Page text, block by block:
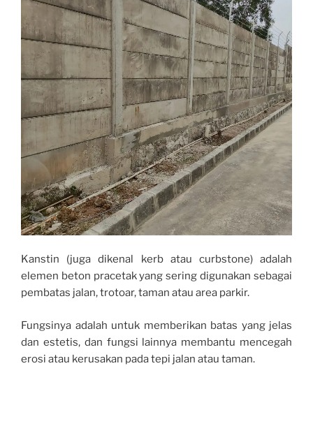
Kanstin (juga dikenal kerb atau curbstone) adalah
elemen beton pracetak yang sering digunakan sebagai
pembatas jalan, trotoar, taman atau area parkir.
Fungsinya adalah untuk memberikan batas yang jelas
dan estetis, dan fungsi lainnya membantu mencegah
erosi atau kerusakan pada tepi jalan atau taman.